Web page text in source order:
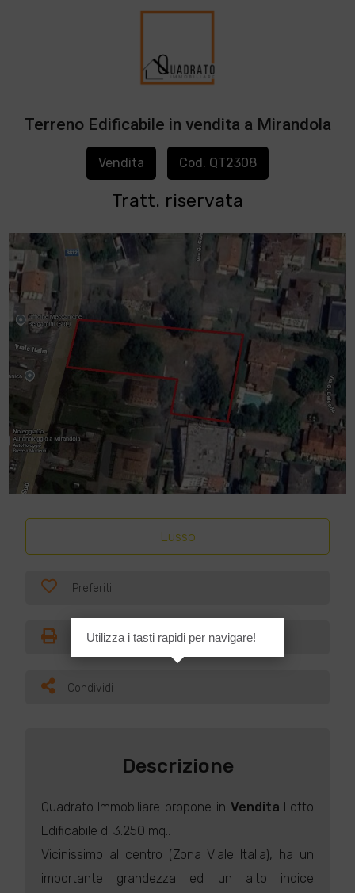
Terreno Edificabile in vendita a Mirandola
Vendita Cod. QT2308
Tratt. riservata
Lusso
Preferiti
Stampa
Condividi
Descrizione
Quadrato Immobiliare propone in Vendita Lotto
Edificabile di 3.250 mq..
Vicinissimo al centro (Zona Viale Italia), ha un
importante grandezza ed un alto indice
Utilizza i tasti rapidi per navigare!